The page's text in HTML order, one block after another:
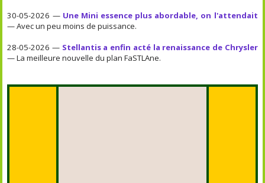
30-05-2026 — Une Mini essence plus abordable, on l'attendait
— Avec un peu moins de puissance.
28-05-2026 — Stellantis a enfin acté la renaissance de Chrysler
— La meilleure nouvelle du plan FaSTLAne.